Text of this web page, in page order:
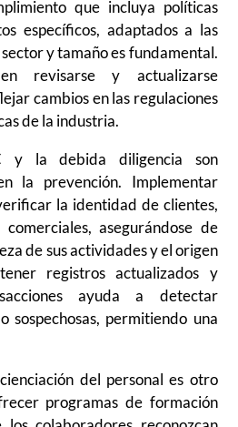
que incluya políticas
específicos, adaptados a las
y tamaño es fundamental.
revisarse y actualizarse
cambios en las regulaciones
de la industria.
y la debida diligencia son
la prevención. Implementar
la identidad de clientes,
asegurándose de
de sus actividades y el origen
registros actualizados y
ayuda a detectar
sospechosas, permitiendo una
del personal es otro
programas de formación